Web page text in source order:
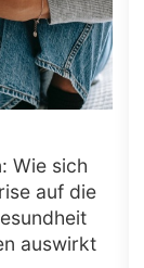
Wie sich
auf die
auswirkt